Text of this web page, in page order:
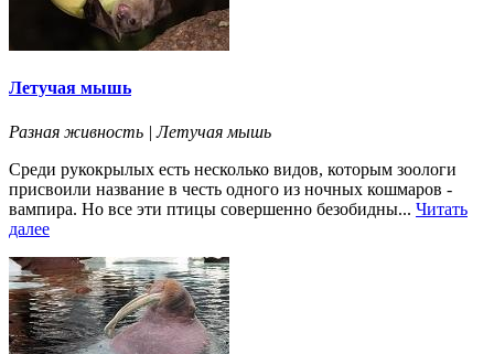
Летучая мышь
Разная живность | Летучая мышь
Среди рукокрылых есть несколько видов, которым зоологи
присвоили название в честь одного из ночных кошмаров -
вампира. Но все эти птицы совершенно безобидны... Читать
далее